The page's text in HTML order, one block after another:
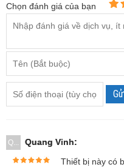
Chọn đánh giá của bạn
Q...
Quang Vinh:
Thiết bị này có